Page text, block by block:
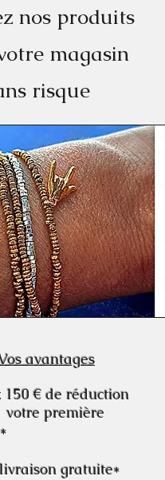
nos produits
magasin
risque
avantages
€ de réduction
première
gratuite*